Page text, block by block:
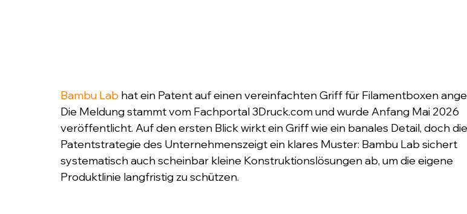
Bambu Lab hat ein Patent auf einen vereinfachten Griff für Filamentboxen
Die Meldung stammt vom Fachportal 3Druck.com und wurde Anfang Mai 2026
veröffentlicht. Auf den ersten Blick wirkt ein Griff wie ein banales Detail, doch die
Patentstrategie des Unternehmenszeigt ein klares Muster: Bambu Lab sichert
systematisch auch scheinbar kleine Konstruktionslösungen ab, um die eigene
Produktlinie langfristig zu schützen.